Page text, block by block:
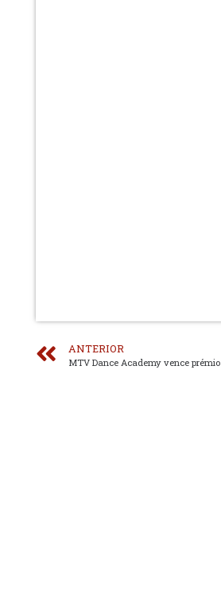
ANTERIOR
MTV Dance Academy vence